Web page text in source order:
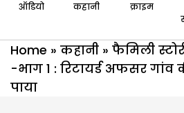
ऑडियो कहानी क्राइम
Home » कहानी » फैमिली
-भाग 1 : रिटायर्ड अफसर गांव
पाया